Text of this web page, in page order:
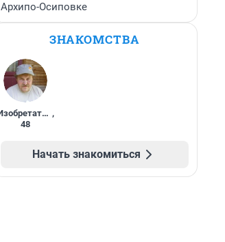
Архипо-Осиповке
ЗНАКОМСТВА
Изобретатель ,
48
Начать знакомиться